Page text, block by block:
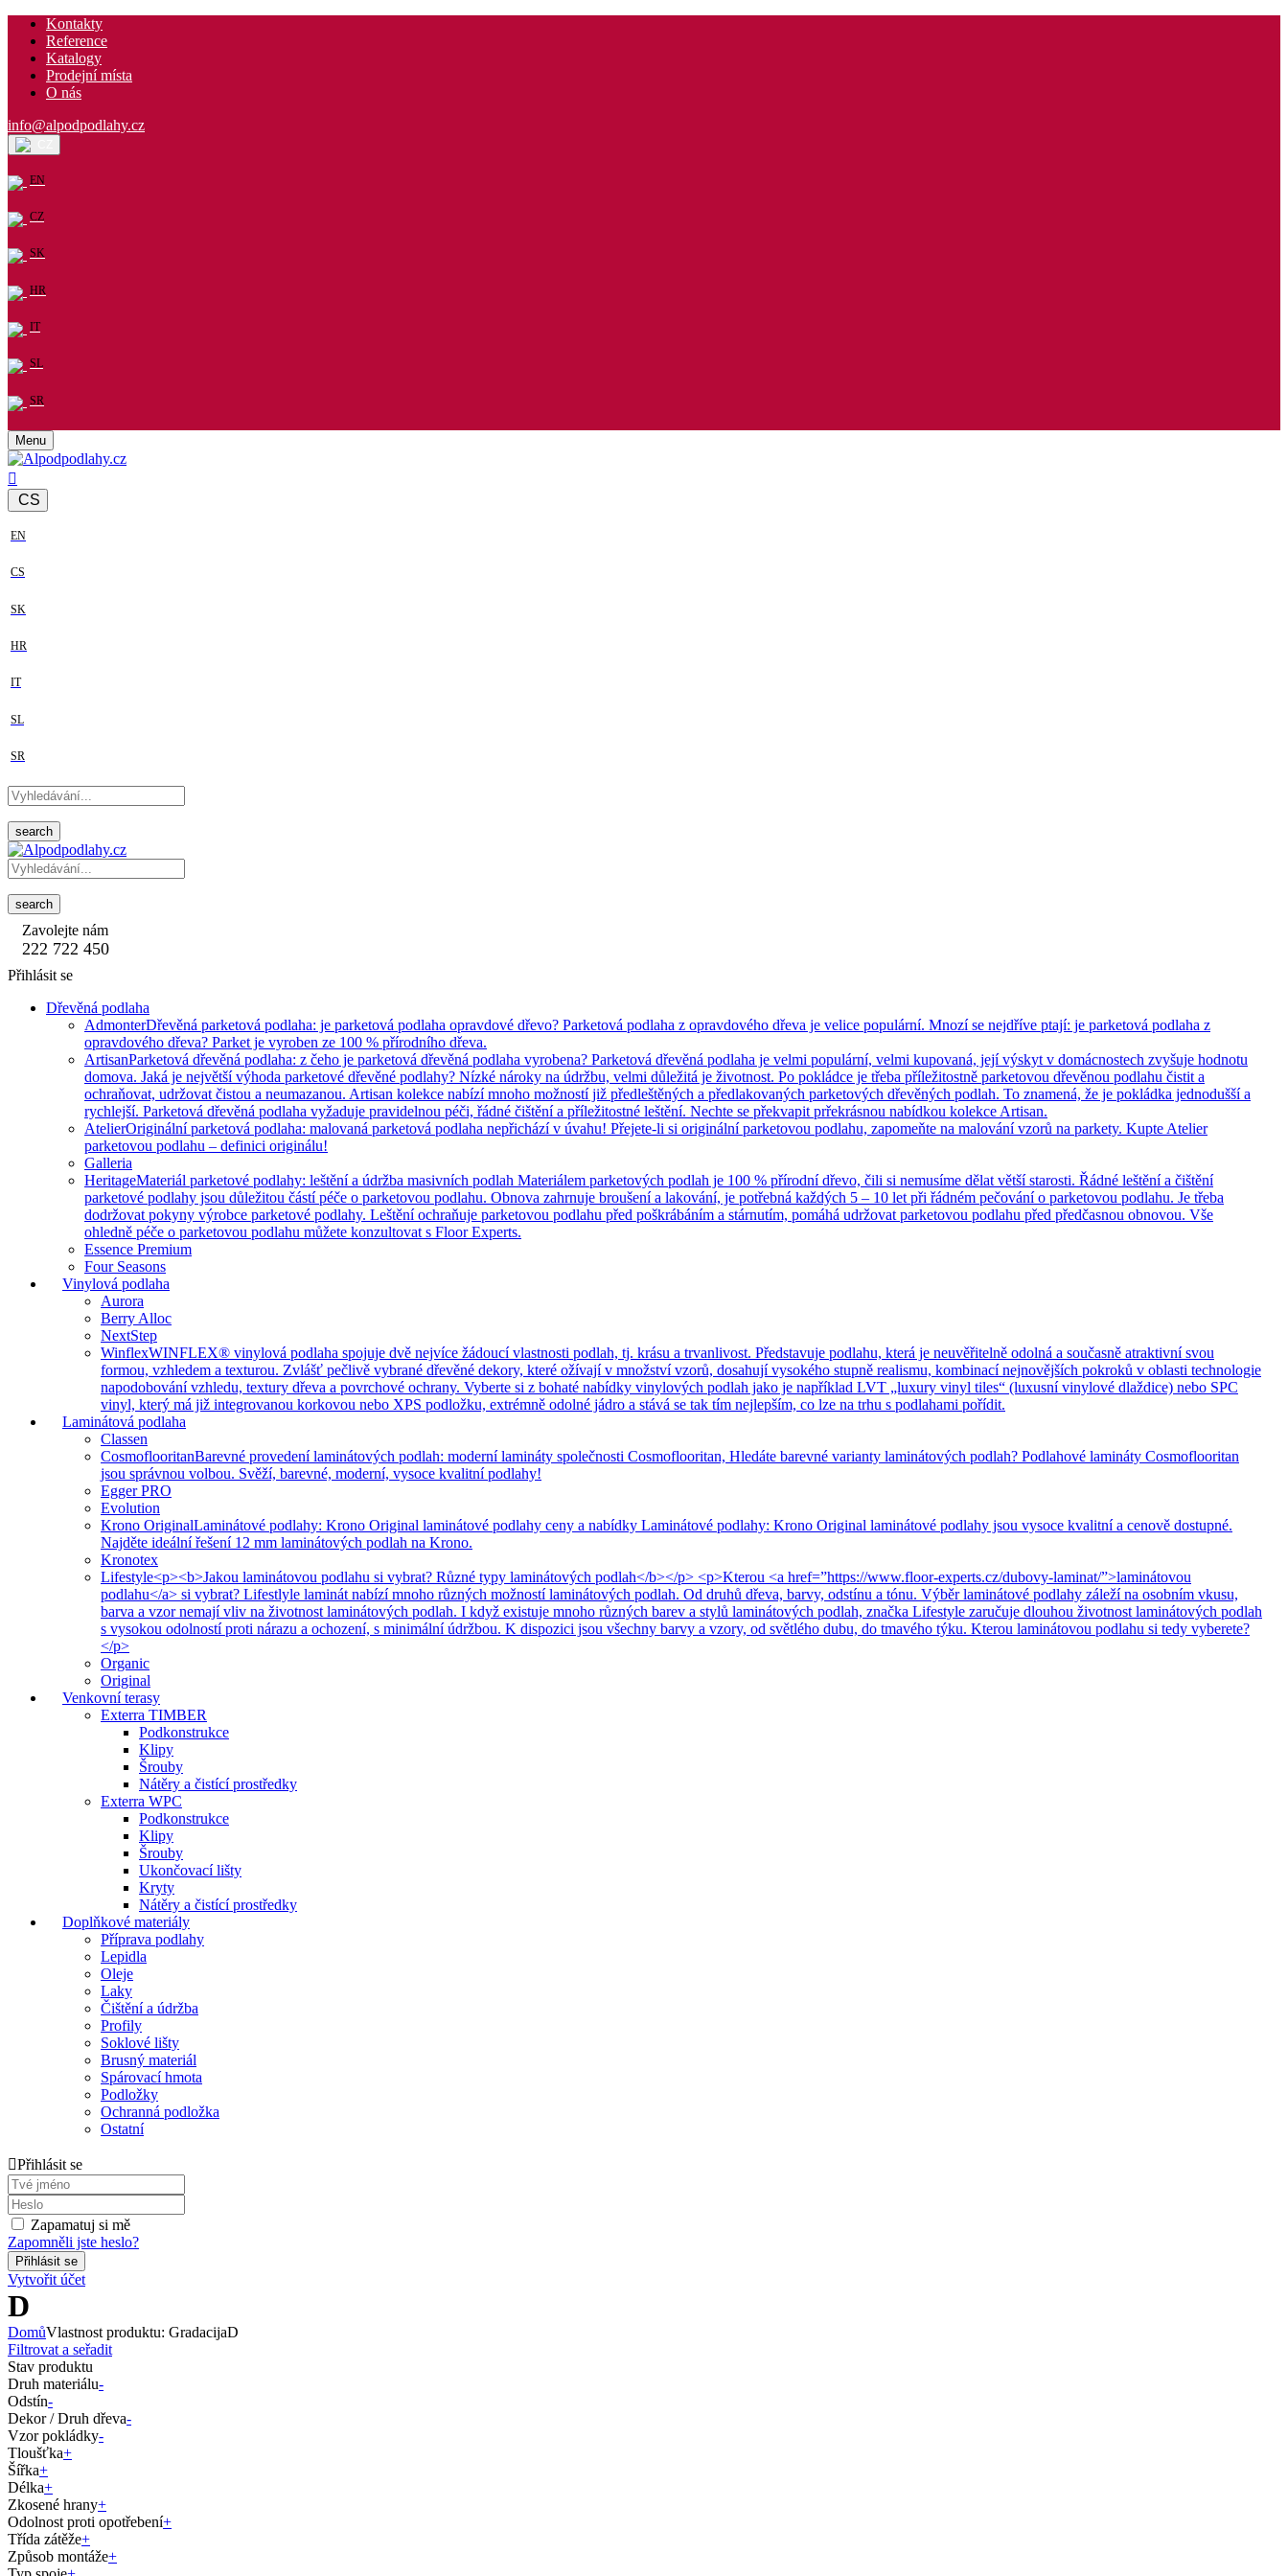
Kontakty
Reference
Katalogy
Prodejní místa
O nás
info@alpodpodlahy.cz
EN
CZ
SK
HR
IT
SL
SR
Menu
CS
EN
CS
SK
HR
IT
SL
SR
search
search
Zavolejte nám
222 722 450
Přihlásit se
Dřevěná podlaha
AdmonterDřevěná parketová podlaha: je parketová podlaha opravdové dřevo? Parketová podlaha z opravdového dřeva je velice populární. Mnozí se nejdříve ptají: je parketová podlaha z
opravdového dřeva? Parket je vyroben ze 100 % přírodního dřeva.
ArtisanParketová dřevěná podlaha: z čeho je parketová dřevěná podlaha vyrobena? Parketová dřevěná podlaha je velmi populární, velmi kupovaná, její výskyt v domácnostech zvyšuje hodnotu
domova. Jaká je největší výhoda parketové dřevěné podlahy? Nízké nároky na údržbu, velmi důležitá je životnost. Po pokládce je třeba příležitostně parketovou dřevěnou podlahu čistit a
ochraňovat, udržovat čistou a neumazanou. Artisan kolekce nabízí mnoho možností již předleštěných a předlakovaných parketových dřevěných podlah. To znamená, že je pokládka jednodušší a
rychlejší. Parketová dřevěná podlaha vyžaduje pravidelnou péči, řádné čištění a příležitostné leštění. Nechte se překvapit prřekrásnou nabídkou kolekce Artisan.
AtelierOriginální parketová podlaha: malovaná parketová podlaha nepřichází v úvahu! Přejete-li si originální parketovou podlahu, zapomeňte na malování vzorů na parkety. Kupte Atelier
parketovou podlahu – definici originálu!
Galleria
HeritageMateriál parketové podlahy: leštění a údržba masivních podlah Materiálem parketových podlah je 100 % přírodní dřevo, čili si nemusíme dělat větší starosti. Řádné leštění a čištění
parketové podlahy jsou důležitou částí péče o parketovou podlahu. Obnova zahrnuje broušení a lakování, je potřebná každých 5 – 10 let při řádném pečování o parketovou podlahu. Je třeba
dodržovat pokyny výrobce parketové podlahy. Leštění ochraňuje parketovou podlahu před poškrábáním a stárnutím, pomáhá udržovat parketovou podlahu před předčasnou obnovou. Vše
ohledně péče o parketovou podlahu můžete konzultovat s Floor Experts.
Essence Premium
Four Seasons
Vinylová podlaha
Aurora
Berry Alloc
NextStep
WinflexWINFLEX® vinylová podlaha spojuje dvě nejvíce žádoucí vlastnosti podlah, tj. krásu a trvanlivost. Představuje podlahu, která je neuvěřitelně odolná a současně atraktivní svou
formou, vzhledem a texturou. Zvlášť pečlivě vybrané dřevěné dekory, které ožívají v množství vzorů, dosahují vysokého stupně realismu, kombinací nejnovějších pokroků v oblasti technologie
napodobování vzhledu, textury dřeva a povrchové ochrany. Vyberte si z bohaté nabídky vinylových podlah jako je například LVT „luxury vinyl tiles“ (luxusní vinylové dlaždice) nebo SPC
vinyl, který má již integrovanou korkovou nebo XPS podložku, extrémně odolné jádro a stává se tak tím nejlepším, co lze na trhu s podlahami pořídit.
Laminátová podlaha
Classen
CosmoflooritanBarevné provedení laminátových podlah: moderní lamináty společnosti Cosmoflooritan, Hledáte barevné varianty laminátových podlah? Podlahové lamináty Cosmoflooritan
jsou správnou volbou. Svěží, barevné, moderní, vysoce kvalitní podlahy!
Egger PRO
Evolution
Krono OriginalLaminátové podlahy: Krono Original laminátové podlahy ceny a nabídky Laminátové podlahy: Krono Original laminátové podlahy jsou vysoce kvalitní a cenově dostupné.
Najděte ideální řešení 12 mm laminátových podlah na Krono.
Kronotex
Lifestyle<p><b>Jakou laminátovou podlahu si vybrat? Různé typy laminátových podlah</b></p> <p>Kterou <a href=”https://www.floor-experts.cz/dubovy-laminat/”>laminátovou
podlahu</a> si vybrat? Lifestlyle laminát nabízí mnoho různých možností laminátových podlah. Od druhů dřeva, barvy, odstínu a tónu. Výběr laminátové podlahy záleží na osobním vkusu,
barva a vzor nemají vliv na životnost laminátových podlah. I když existuje mnoho různých barev a stylů laminátových podlah, značka Lifestyle zaručuje dlouhou životnost laminátových podlah
s vysokou odolností proti nárazu a ochození, s minimální údržbou. K dispozici jsou všechny barvy a vzory, od světlého dubu, do tmavého týku. Kterou laminátovou podlahu si tedy vyberete?
</p>
Organic
Original
Venkovní terasy
Exterra TIMBER
Podkonstrukce
Klipy
Šrouby
Nátěry a čistící prostředky
Exterra WPC
Podkonstrukce
Klipy
Šrouby
Ukončovací lišty
Kryty
Nátěry a čistící prostředky
Doplňkové materiály
Příprava podlahy
Lepidla
Oleje
Laky
Čištění a údržba
Profily
Soklové lišty
Brusný materiál
Spárovací hmota
Podložky
Ochranná podložka
Ostatní
Přihlásit se
Zapamatuj si mě
Zapomněli jste heslo?
Vytvořit účet
D
DomůVlastnost produktu: GradacijaD
Filtrovat a seřadit
Stav produktu
Druh materiálu-
Odstín-
Dekor / Druh dřeva-
Vzor pokládky-
Tloušťka+
Šířka+
Délka+
Zkosené hrany+
Odolnost proti opotřebení+
Třída zátěže+
Způsob montáže+